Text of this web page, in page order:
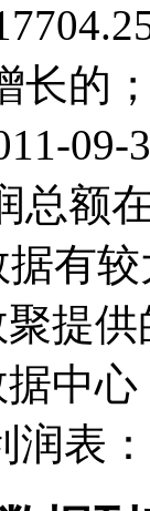
长的
总额
有
提
中
润表